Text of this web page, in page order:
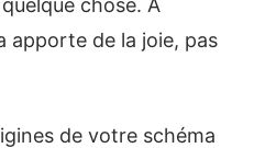
chose. À
apporte de la joie, pas
de votre schéma